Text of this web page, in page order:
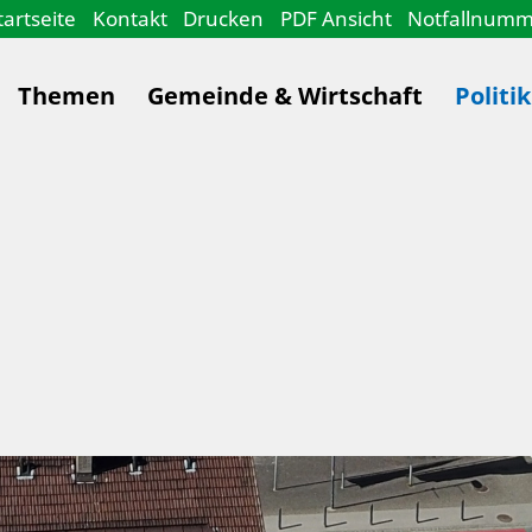
Kontakt Drucken PDF Ansicht
Themen Gemeinde & Wirtschaft